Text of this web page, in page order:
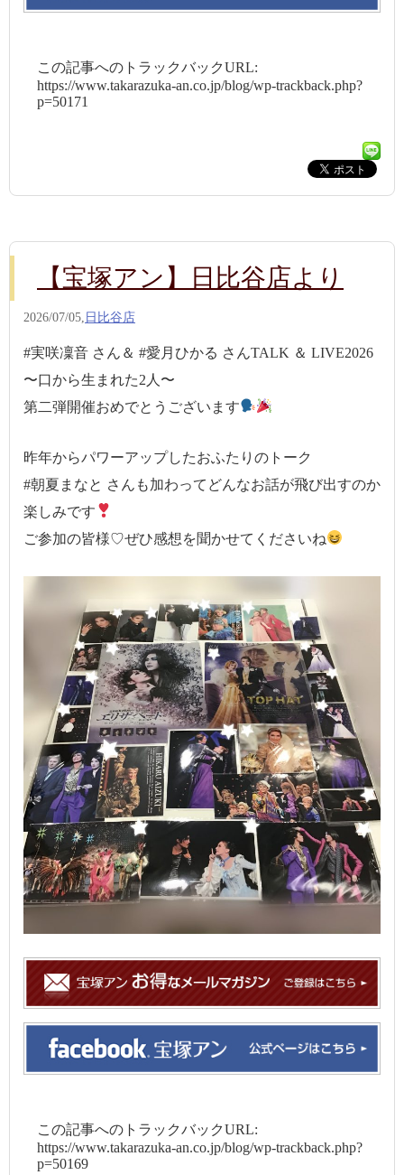
この記事へのトラックバックURL:
https://www.takarazuka-an.co.jp/blog/wp-trackback.php?
p=50171
【宝塚アン】日比谷店より
2026/07/05, 日比谷店
#実咲凜音 さん＆ #愛月ひかる さんTALK ＆ LIVE2026
〜口から生まれた2人〜
第二弾開催おめでとうございます
昨年からパワーアップしたおふたりのトーク
#朝夏まなと さんも加わってどんなお話が飛び出すのか
楽しみです
ご参加の皆様♡ぜひ感想を聞かせてくださいね
この記事へのトラックバックURL:
https://www.takarazuka-an.co.jp/blog/wp-trackback.php?
p=50169